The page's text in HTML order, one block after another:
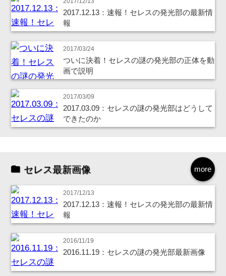
2017.12.13：速報！セレスの発光部の最新情
報
2017/03/24
ついに決着！セレスの謎の発光部の正体を動
画で説明
2017/03/09
2017.03.09：セレスの謎の発光部はどうして
できたのか
more
セレス最新画像
2017/12/13
2017.12.13：速報！セレスの発光部の最新情
報
2016/11/19
2016.11.19：セレスの謎の発光部最新画像